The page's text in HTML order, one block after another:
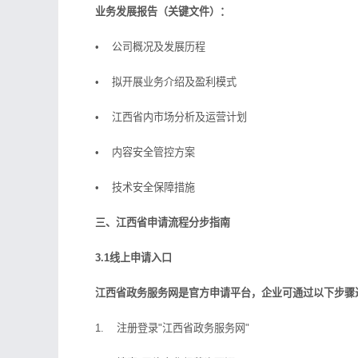
业务发展报告（关键文件）：
• 公司概况及发展历程
• 拟开展业务介绍及盈利模式
• 江西省内市场分析及运营计划
• 内容安全管控方案
• 技术安全保障措施
三、江西省申请流程分步指南
3.1线上申请入口
江西省政务服务网是官方申请平台，企业可通过以下步骤
1. 注册登录"江西省政务服务网"